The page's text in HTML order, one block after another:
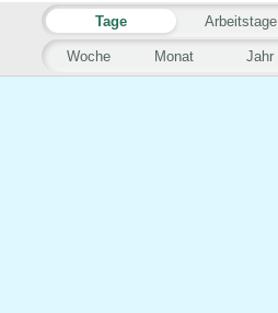
Woche Monat Jahr
Tage Arbeitstage